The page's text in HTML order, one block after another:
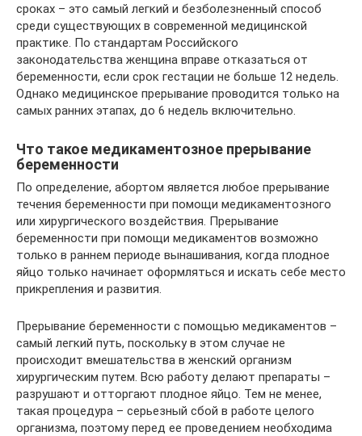
сроках – это самый легкий и безболезненный способ
среди существующих в современной медицинской
практике. По стандартам Российского
законодательства женщина вправе отказаться от
беременности, если срок гестации не больше 12 недель.
Однако медицинское прерывание проводится только на
самых ранних этапах, до 6 недель включительно.
Что такое медикаментозное прерывание
беременности
По определение, абортом является любое прерывание
течения беременности при помощи медикаментозного
или хирургического воздействия. Прерывание
беременности при помощи медикаментов возможно
только в раннем периоде вынашивания, когда плодное
яйцо только начинает оформляться и искать себе место
прикрепления и развития.
Прерывание беременности с помощью медикаментов –
самый легкий путь, поскольку в этом случае не
происходит вмешательства в женский организм
хирургическим путем. Всю работу делают препараты –
разрушают и отторгают плодное яйцо. Тем не менее,
такая процедура – серьезный сбой в работе целого
организма, поэтому перед ее проведением необходима